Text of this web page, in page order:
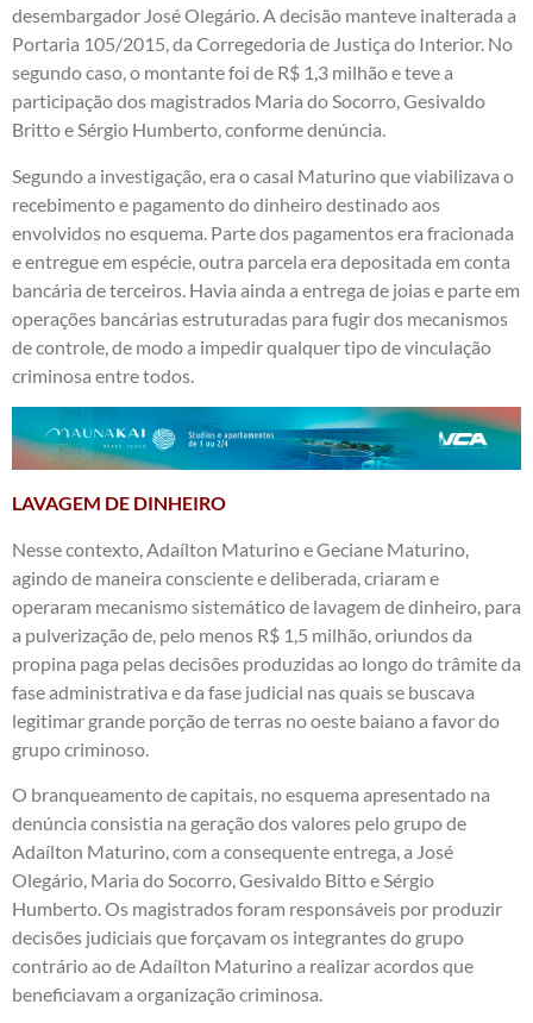
desembargador José Olegário. A decisão manteve inalterada a
Portaria 105/2015, da Corregedoria de Justiça do Interior. No
segundo caso, o montante foi de R$ 1,3 milhão e teve a
participação dos magistrados Maria do Socorro, Gesivaldo
Britto e Sérgio Humberto, conforme denúncia.
Segundo a investigação, era o casal Maturino que viabilizava o
recebimento e pagamento do dinheiro destinado aos
envolvidos no esquema. Parte dos pagamentos era fracionada
e entregue em espécie, outra parcela era depositada em conta
bancária de terceiros. Havia ainda a entrega de joias e parte em
operações bancárias estruturadas para fugir dos mecanismos
de controle, de modo a impedir qualquer tipo de vinculação
criminosa entre todos.
LAVAGEM DE DINHEIRO
Nesse contexto, Adaílton Maturino e Geciane Maturino,
agindo de maneira consciente e deliberada, criaram e
operaram mecanismo sistemático de lavagem de dinheiro, para
a pulverização de, pelo menos R$ 1,5 milhão, oriundos da
propina paga pelas decisões produzidas ao longo do trâmite da
fase administrativa e da fase judicial nas quais se buscava
legitimar grande porção de terras no oeste baiano a favor do
grupo criminoso.
O branqueamento de capitais, no esquema apresentado na
denúncia consistia na geração dos valores pelo grupo de
Adaílton Maturino, com a consequente entrega, a José
Olegário, Maria do Socorro, Gesivaldo Bitto e Sérgio
Humberto. Os magistrados foram responsáveis por produzir
decisões judiciais que forçavam os integrantes do grupo
contrário ao de Adaílton Maturino a realizar acordos que
beneficiavam a organização criminosa.